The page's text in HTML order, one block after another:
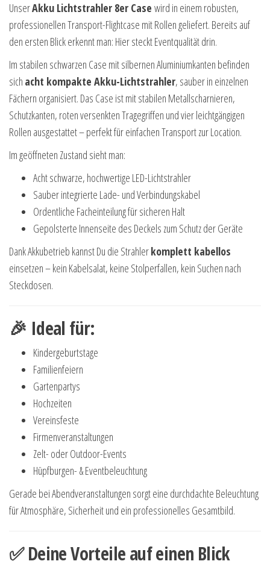
UnserAkku Lichtstrahler 8er Case wird in einem robusten,
professionellen Transport-Flightcase mit Rollen geliefert. Bereits auf
den ersten Blick erkennt man: Hier steckt Eventqualität drin.
Im stabilen schwarzen Case mit silbernen Aluminiumkanten befinden
sich acht kompakte Akku-Lichtstrahler, sauber in einzelnen
Fächern organisiert. Das Case ist mit stabilen Metallscharnieren,
Schutzkanten, roten versenkten Tragegriffen und vier leichtgängigen
Rollen ausgestattet – perfekt für einfachen Transport zur Location.
Im geöffneten Zustand sieht man:
Acht schwarze, hochwertige LED-Lichtstrahler
Sauber integrierte Lade- und Verbindungskabel
Ordentliche Facheinteilung für sicheren Halt
Gepolsterte Innenseite des Deckels zum Schutz der Geräte
Dank Akkubetrieb kannst Du die Strahlerkomplett kabellos
einsetzen – kein Kabelsalat, keine Stolperfallen, kein Suchen nach
Steckdosen.
🎉 Ideal für:
Kindergeburtstage
Familienfeiern
Gartenpartys
Hochzeiten
Vereinsfeste
Firmenveranstaltungen
Zelt- oder Outdoor-Events
Hüpfburgen- & Eventbeleuchtung
Gerade bei Abendveranstaltungen sorgt eine durchdachte Beleuchtung
für Atmosphäre, Sicherheit und ein professionelles Gesamtbild.
✅ Deine Vorteile auf einen Blick